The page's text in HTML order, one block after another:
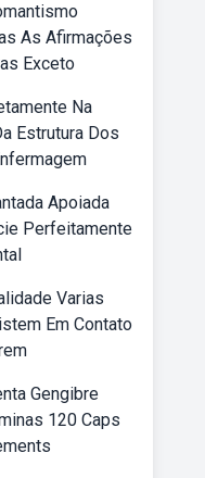
As Afirmações
Exceto
Na
Estrutura Dos
Apoiada
Perfeitamente
Varias
Em Contato
Gengibre
120 Caps